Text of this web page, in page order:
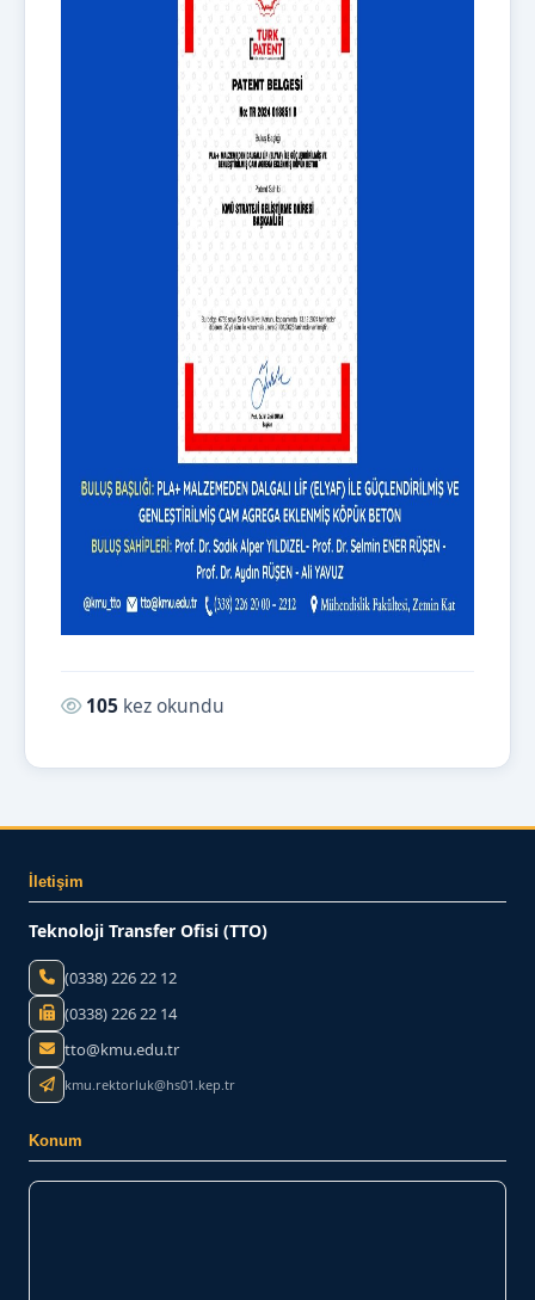
Okunma sayısı:
105 kez okundu
İletişim
Teknoloji Transfer Ofisi (TTO)
(0338) 226 22 12
(0338) 226 22 14
tto@kmu.edu.tr
kmu.rektorluk@hs01.kep.tr
Konum